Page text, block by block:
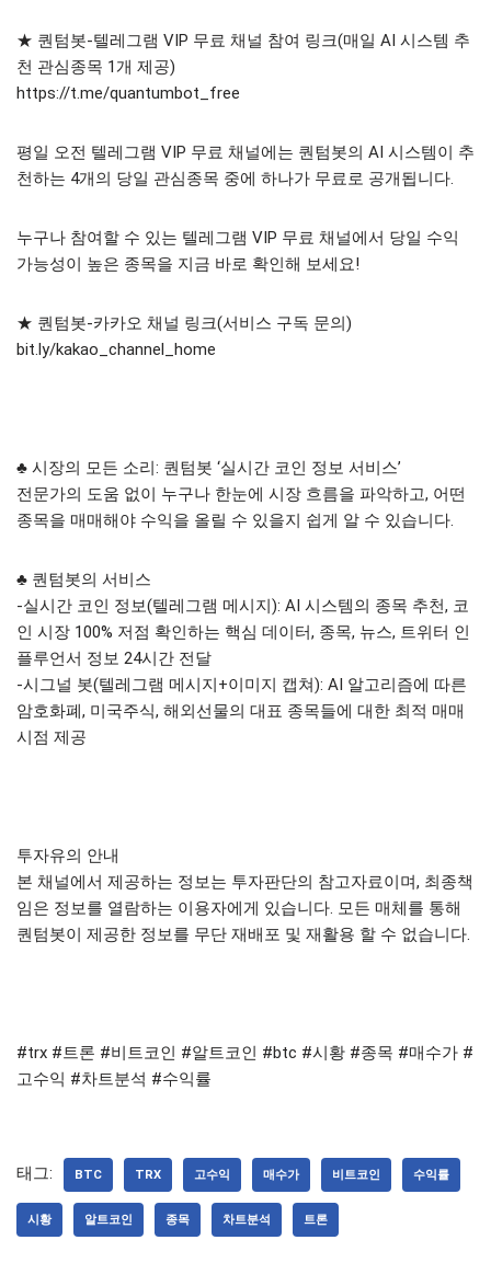
★ 퀀텀봇-텔레그램 VIP 무료 채널 참여 링크(매일 AI 시스템 추
천 관심종목 1개 제공)
https://t.me/quantumbot_free
평일 오전 텔레그램 VIP 무료 채널에는 퀀텀봇의 AI 시스템이 추
천하는 4개의 당일 관심종목 중에 하나가 무료로 공개됩니다.
누구나 참여할 수 있는 텔레그램 VIP 무료 채널에서 당일 수익
가능성이 높은 종목을 지금 바로 확인해 보세요!
★ 퀀텀봇-카카오 채널 링크(서비스 구독 문의)
bit.ly/kakao_channel_home
♣ 시장의 모든 소리: 퀀텀봇 ‘실시간 코인 정보 서비스’
전문가의 도움 없이 누구나 한눈에 시장 흐름을 파악하고, 어떤
종목을 매매해야 수익을 올릴 수 있을지 쉽게 알 수 있습니다.
♣ 퀀텀봇의 서비스
-실시간 코인 정보(텔레그램 메시지): AI 시스템의 종목 추천, 코
인 시장 100% 저점 확인하는 핵심 데이터, 종목, 뉴스, 트위터 인
플루언서 정보 24시간 전달
-시그널 봇(텔레그램 메시지+이미지 캡쳐): AI 알고리즘에 따른
암호화폐, 미국주식, 해외선물의 대표 종목들에 대한 최적 매매
시점 제공
투자유의 안내
본 채널에서 제공하는 정보는 투자판단의 참고자료이며, 최종책
임은 정보를 열람하는 이용자에게 있습니다. 모든 매체를 통해
퀀텀봇이 제공한 정보를 무단 재배포 및 재활용 할 수 없습니다.
#trx #트론 #비트코인 #알트코인 #btc #시황 #종목 #매수가 #
고수익 #차트분석 #수익률
태그: BTC TRX 고수익 매수가 비트코인 수익률
시황 알트코인 종목 차트분석 트론